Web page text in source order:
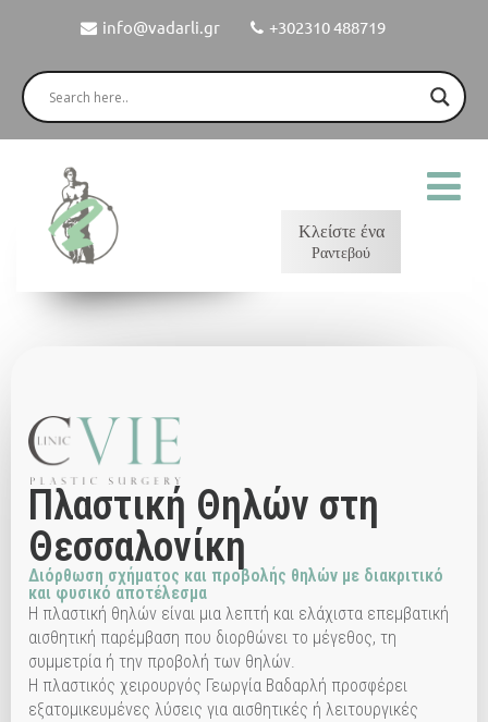
info@vadarli.gr +302310 488719
Κλείστε ένα
Ραντεβού
Πλαστική Θηλών στη
Θεσσαλονίκη
Διόρθωση σχήματος και προβολής θηλών με διακριτικό
και φυσικό αποτέλεσμα
Η πλαστική θηλών είναι μια λεπτή και ελάχιστα επεμβατική
αισθητική παρέμβαση που διορθώνει το μέγεθος, τη
συμμετρία ή την προβολή των θηλών.
Η πλαστικός χειρουργός Γεωργία Βαδαρλή προσφέρει
εξατομικευμένες λύσεις για αισθητικές ή λειτουργικές